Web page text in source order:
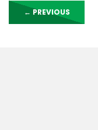
← PREVIOUS